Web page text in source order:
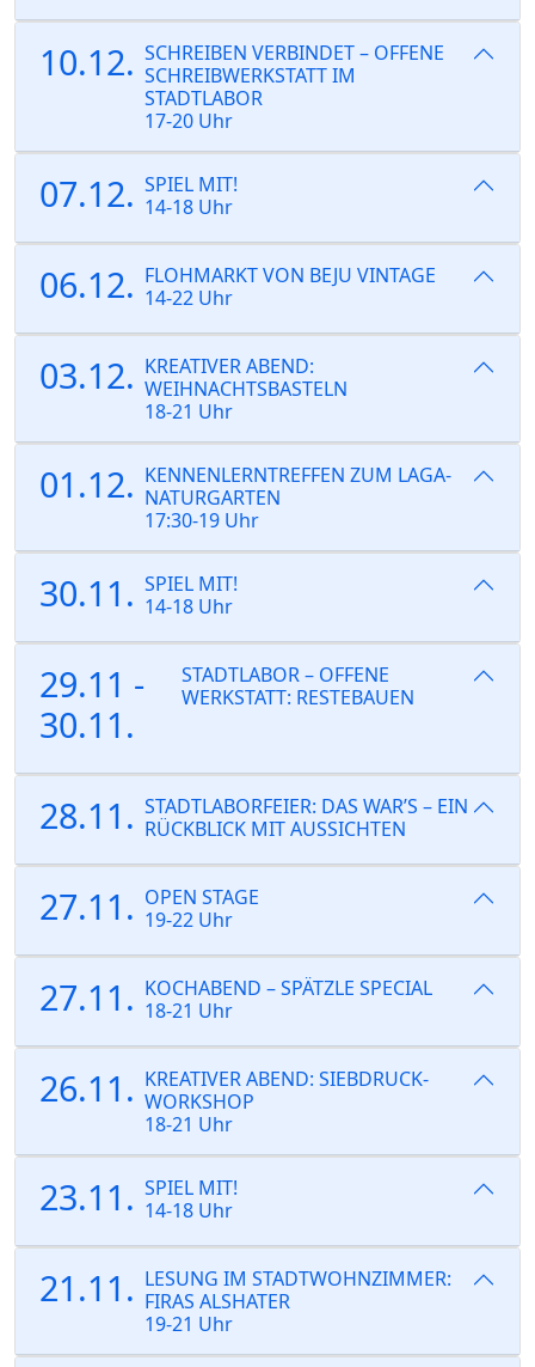
10.12. SCHREIBEN VERBINDET – OFFENE
SCHREIBWERKSTATT IM
STADTLABOR
17-20 Uhr
07.12. SPIEL MIT!
14-18 Uhr
06.12. FLOHMARKT VON BEJU VINTAGE
14-22 Uhr
03.12. KREATIVER ABEND:
WEIHNACHTSBASTELN
18-21 Uhr
01.12. KENNENLERNTREFFEN ZUM LAGA-
NATURGARTEN
17:30-19 Uhr
30.11. SPIEL MIT!
14-18 Uhr
29.11 -
30.11.
STADTLABOR – OFFENE
WERKSTATT: RESTEBAUEN
28.11. STADTLABORFEIER: DAS WAR’S – EIN
RÜCKBLICK MIT AUSSICHTEN
27.11. OPEN STAGE
19-22 Uhr
27.11. KOCHABEND – SPÄTZLE SPECIAL
18-21 Uhr
26.11. KREATIVER ABEND: SIEBDRUCK-
WORKSHOP
18-21 Uhr
23.11. SPIEL MIT!
14-18 Uhr
21.11. LESUNG IM STADTWOHNZIMMER:
FIRAS ALSHATER
19-21 Uhr